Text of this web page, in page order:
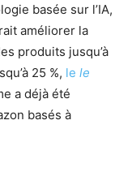
basée sur l’IA,
améliorer la
produits jusqu’à
25 %, le le
a déjà été
basés à